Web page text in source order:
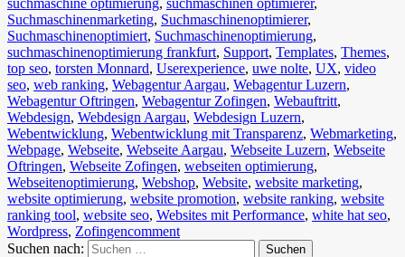
suchmaschine optimierung, suchmaschinen optimierer,
Suchmaschinenmarketing, Suchmaschinenoptimierer,
Suchmaschinenoptimiert, Suchmaschinenoptimierung,
suchmaschinenoptimierung frankfurt, Support, Templates, Themes,
top seo, torsten Monnard, Userexperience, uwe nolte, UX, video
seo, web ranking, Webagentur Aargau, Webagentur Luzern,
Webagentur Oftringen, Webagentur Zofingen, Webauftritt,
Webdesign, Webdesign Aargau, Webdesign Luzern,
Webentwicklung, Webentwicklung mit Transparenz, Webmarketing,
Webpage, Webseite, Webseite Aargau, Webseite Luzern, Webseite
Oftringen, Webseite Zofingen, webseiten optimierung,
Webseitenoptimierung, Webshop, Website, website marketing,
website optimierung, website promotion, website ranking, website
ranking tool, website seo, Websites mit Performance, white hat seo,
Wordpress, Zofingencomment
Suchen nach: